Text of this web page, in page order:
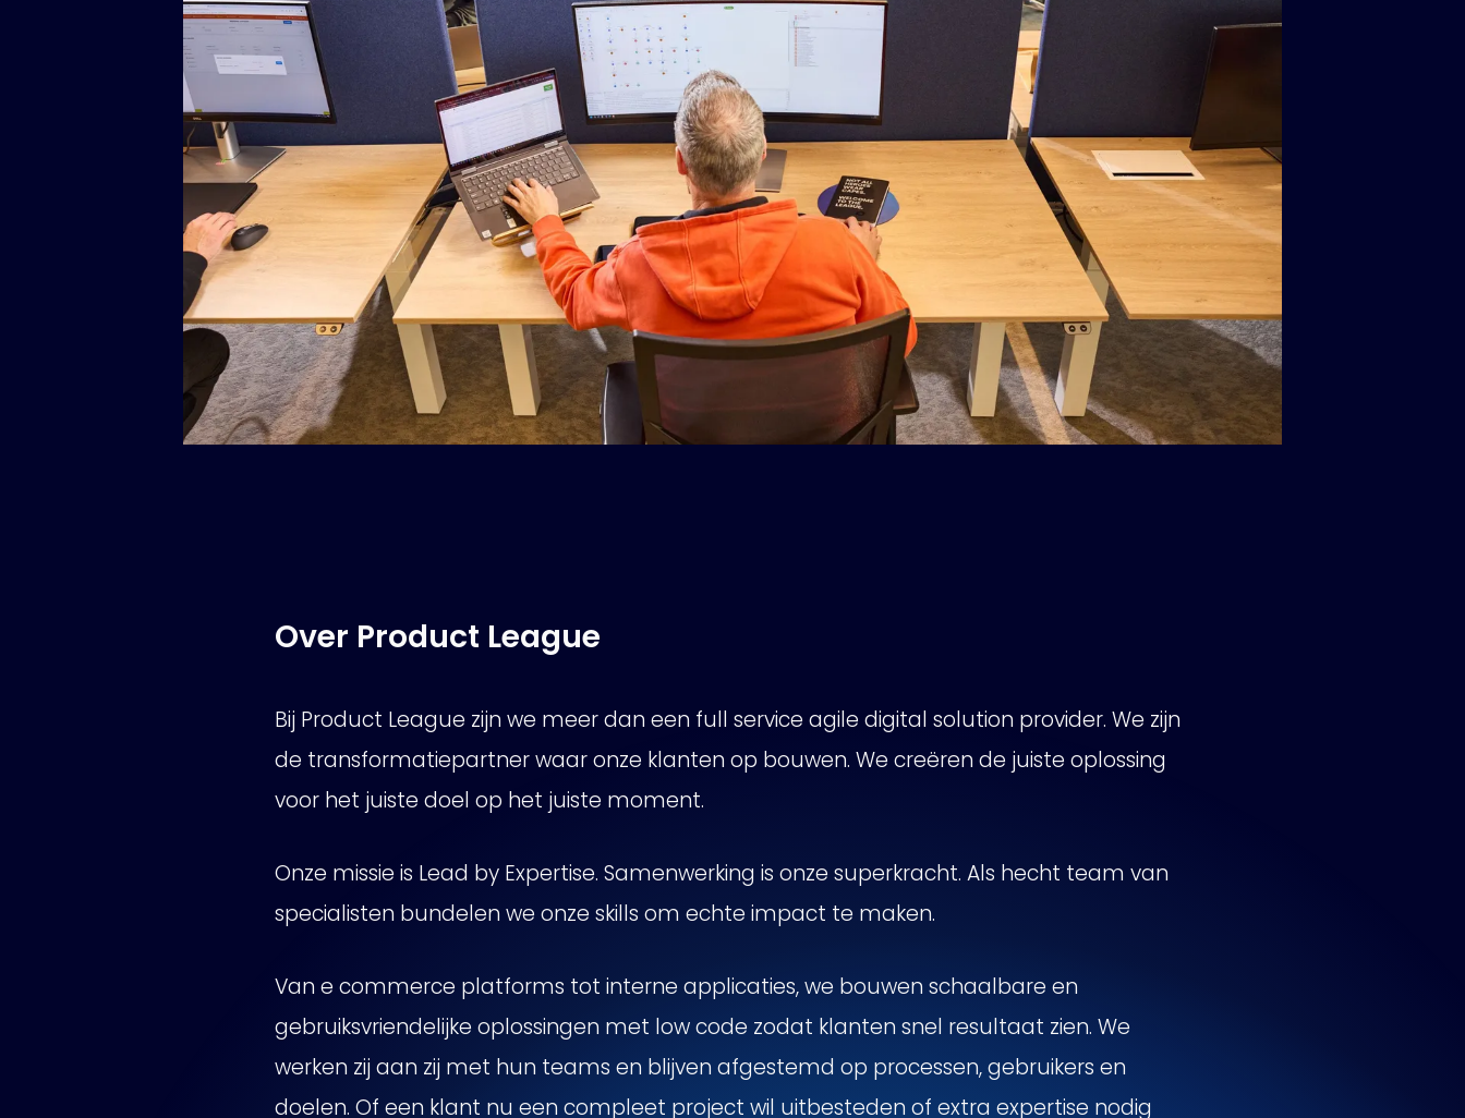
Over Product League
Bij Product League zijn we meer dan een full service agile digital solution provider. We zijn
de transformatiepartner waar onze klanten op bouwen. We creëren de juiste oplossing
voor het juiste doel op het juiste moment.
Onze missie is Lead by Expertise. Samenwerking is onze superkracht. Als hecht team van
specialisten bundelen we onze skills om echte impact te maken.
Van e commerce platforms tot interne applicaties, we bouwen schaalbare en
gebruiksvriendelijke oplossingen met low code zodat klanten snel resultaat zien. We
werken zij aan zij met hun teams en blijven afgestemd op processen, gebruikers en
doelen. Of een klant nu een compleet project wil uitbesteden of extra expertise nodig